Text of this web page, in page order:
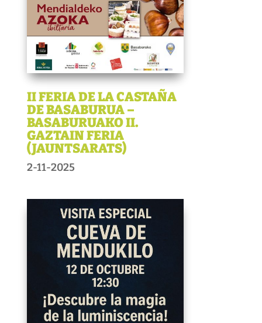
II FERIA DE LA CASTAÑA
DE BASABURUA –
BASABURUAKO II.
GAZTAIN FERIA
(JAUNTSARATS)
2-11-2025